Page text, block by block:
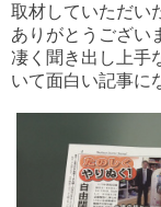
取材していただい
ありがとうござい
凄く聞き出し上手
いて面白い記事に